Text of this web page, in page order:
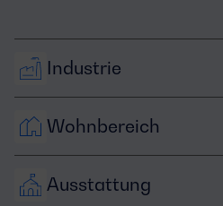
Industrie
Wohnbereich
Ausstattung